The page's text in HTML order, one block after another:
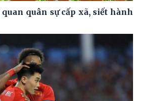
quân sự cấp xã, siết hành